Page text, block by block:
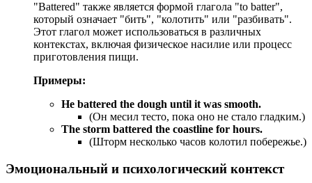
"Battered" также является формой глагола "to batter",
который означает "бить", "колотить" или "разбивать".
Этот глагол может использоваться в различных
контекстах, включая физическое насилие или процесс
приготовления пищи.
Примеры:
He battered the dough until it was smooth.
(Он месил тесто, пока оно не стало гладким.)
The storm battered the coastline for hours.
(Шторм несколько часов колотил побережье.)
Эмоциональный и психологический контекст